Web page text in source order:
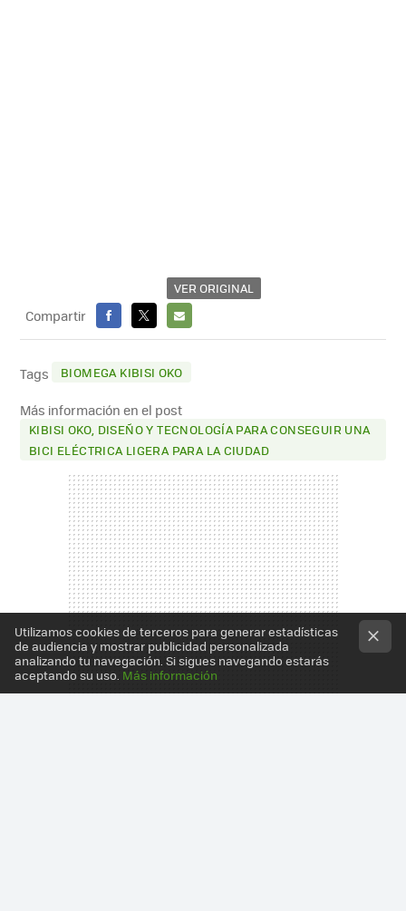
VER ORIGINAL
Compartir
FACEBOOK
X
E-
MAIL
Tags BIOMEGA KIBISI OKO
Más información en el post
KIBISI OKO, DISEÑO Y TECNOLOGÍA PARA CONSEGUIR UNA
BICI ELÉCTRICA LIGERA PARA LA CIUDAD
Utilizamos cookies de terceros para generar estadísticas
de audiencia y mostrar publicidad personalizada
analizando tu navegación. Si sigues navegando estarás
aceptando su uso. Más información